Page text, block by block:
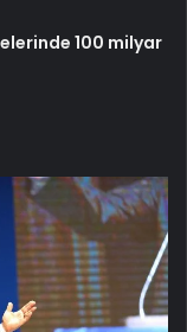
100 milyar